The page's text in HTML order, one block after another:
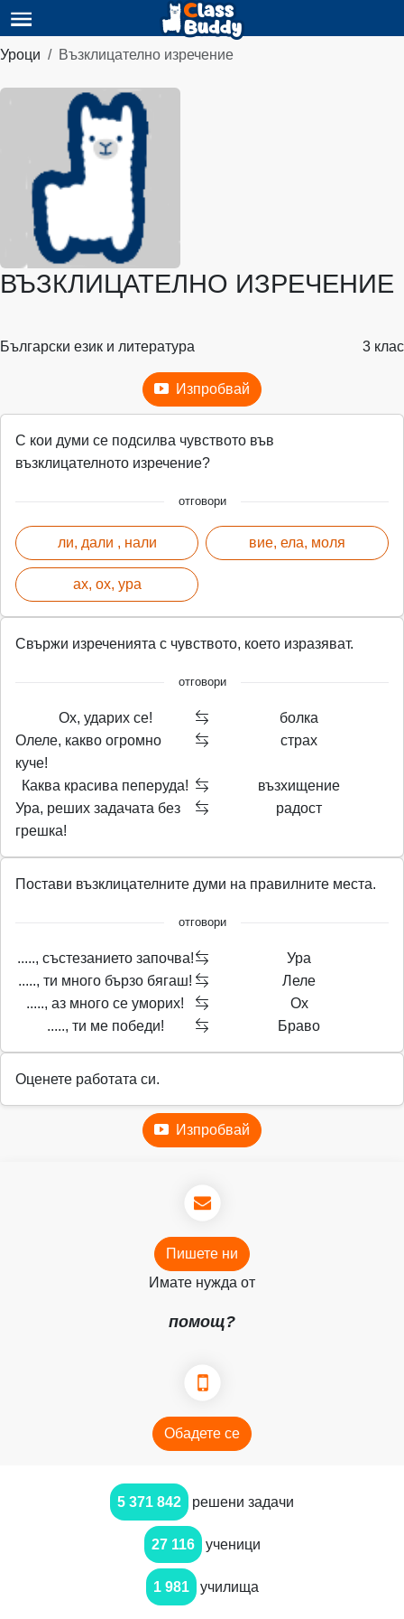
Уроци Възклицателно изречение
ВЪЗКЛИЦАТЕЛНО ИЗРЕЧЕНИЕ
Български език и литература 3 клас
Изпробвай
С кои думи се подсилва чувството във
възклицателното изречение?
отговори
ли, дали , нали
ах, ох, ура
вие, ела, моля
Свържи изреченията с чувството, което изразяват.
отговори
Ох, ударих се!
болка
Олеле, какво огромно
куче!
страх
Каква красива пеперуда!
възхищение
Ура, реших задачата без
грешка!
радост
Постави възклицателните думи на правилните места.
отговори
....., състезанието започва!
Ура
....., ти много бързо бягаш!
Леле
....., аз много се уморих!
Ох
....., ти ме победи!
Браво
Оценете работата си.
Изпробвай
Пишете ни
Имате нужда от
помощ?
Обадете се
5 371 842 решени задачи
27 116 ученици
1 981 училища